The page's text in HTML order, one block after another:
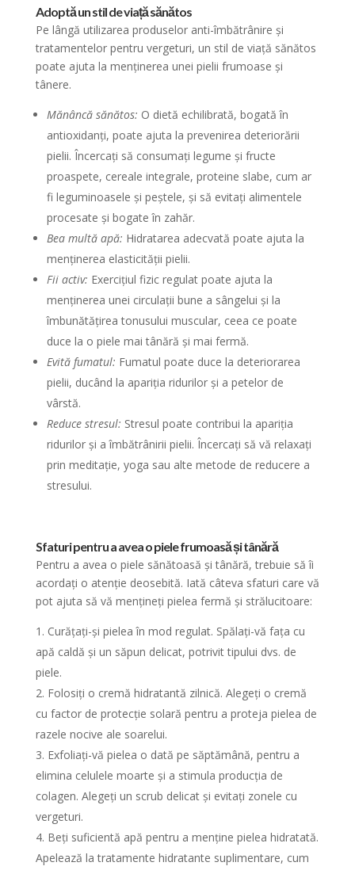
Adoptă un stil de viață sănătos
Pe lângă utilizarea produselor anti-îmbătrânire și
tratamentelor pentru vergeturi, un stil de viață sănătos
poate ajuta la menținerea unei pielii frumoase și
tânere.
Mănâncă sănătos: O dietă echilibrată, bogată în
antioxidanți, poate ajuta la prevenirea deteriorării
pielii. Încercați să consumați legume și fructe
proaspete, cereale integrale, proteine slabe, cum ar
fi leguminoasele și peștele, și să evitați alimentele
procesate și bogate în zahăr.
Bea multă apă: Hidratarea adecvată poate ajuta la
menținerea elasticității pielii.
Fii activ: Exercițiul fizic regulat poate ajuta la
menținerea unei circulații bune a sângelui și la
îmbunătățirea tonusului muscular, ceea ce poate
duce la o piele mai tânără și mai fermă.
Evită fumatul: Fumatul poate duce la deteriorarea
pielii, ducând la apariția ridurilor și a petelor de
vârstă.
Reduce stresul: Stresul poate contribui la apariția
ridurilor și a îmbătrânirii pielii. Încercați să vă relaxați
prin meditație, yoga sau alte metode de reducere a
stresului.
Sfaturi pentru a avea o piele frumoasă și tânără
Pentru a avea o piele sănătoasă și tânără, trebuie să îi
acordați o atenție deosebită. Iată câteva sfaturi care vă
pot ajuta să vă mențineți pielea fermă și strălucitoare:
Curățați-și pielea în mod regulat. Spălați-vă fața cu
apă caldă și un săpun delicat, potrivit tipului dvs. de
piele.
Folosiți o cremă hidratantă zilnică. Alegeți o cremă
cu factor de protecție solară pentru a proteja pielea de
razele nocive ale soarelui.
Exfoliați-vă pielea o dată pe săptămână, pentru a
elimina celulele moarte și a stimula producția de
colagen. Alegeți un scrub delicat și evitați zonele cu
vergeturi.
Beți suficientă apă pentru a menține pielea hidratată.
Apelează la tratamente hidratante suplimentare, cum